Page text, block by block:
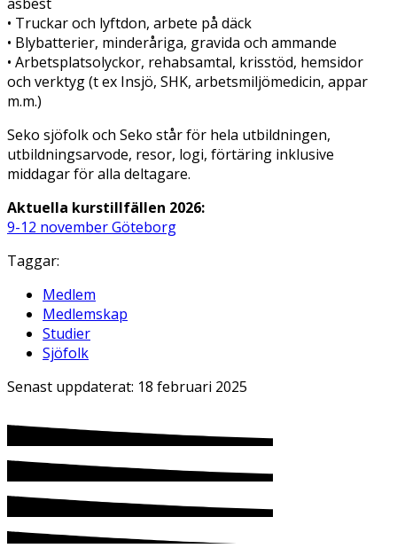
• Truckar och lyftdon, arbete på däck
• Blybatterier, minderåriga, gravida och ammande
• Arbetsplatsolyckor, rehabsamtal, krisstöd, hemsidor
och verktyg (t ex Insjö, SHK, arbetsmiljömedicin, appar
m.m.)
Seko sjöfolk och Seko står för hela utbildningen,
utbildningsarvode, resor, logi, förtäring inklusive
middagar för alla deltagare.
Aktuella kurstillfällen 2026:
9-12 november Göteborg
Taggar:
Medlem
Medlemskap
Studier
Sjöfolk
Senast uppdaterat: 18 februari 2025